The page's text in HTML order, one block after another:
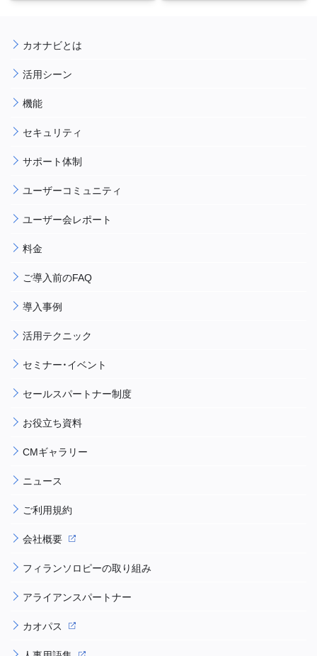
カオナビとは
活用シーン
機能
セキュリティ
サポート体制
ユーザーコミュニティ
ユーザー会レポート
料金
ご導入前のFAQ
導入事例
活用テクニック
セミナー・イベント
セールスパートナー制度
お役立ち資料
CMギャラリー
ニュース
ご利用規約
会社概要
フィランソロピーの取り組み
アライアンスパートナー
カオパス